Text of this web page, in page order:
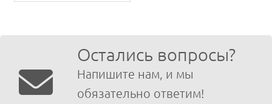
Остались вопросы?
Напишите нам, и мы
обязательно ответим!